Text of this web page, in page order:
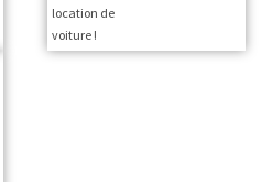
location de
voiture !